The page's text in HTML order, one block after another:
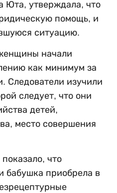
Юта, утверждала, что
помощь, и
ситуацию.
начали
как минимум за
Следователи изучили
следует, что они
детей,
место совершения
что
бабушка приобрела в